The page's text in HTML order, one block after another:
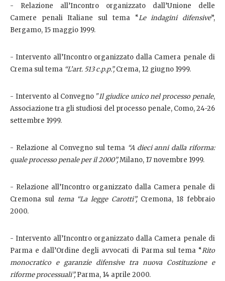
- Relazione all’Incontro organizzato dall’Unione delle
Camere penali Italiane sul tema “Le indagini difensive”,
Bergamo, 15 maggio 1999.
- Intervento all’Incontro organizzato dalla Camera penale di
Crema sul tema “L’art. 513 c.p.p.”,Crema, 12 giugno 1999.
- Intervento al Convegno "Il giudice unico nel processo penale,
Associazione tra gli studiosi del processo penale, Como, 24-26
settembre 1999.
- Relazione al Convegno sul tema “A dieci anni dalla riforma:
quale processo penale per il 2000”,Milano, 17 novembre 1999.
- Relazione all’Incontro organizzato dalla Camera penale di
Cremona sul tema “La legge Carotti”, Cremona, 18 febbraio
2000.
- Intervento all’Incontro organizzato dalla Camera penale di
Parma e dall’Ordine degli avvocati di Parma sul tema “Rito
monocratico e garanzie difensive tra nuova Costituzione e
riforme processuali”,Parma, 14 aprile 2000.